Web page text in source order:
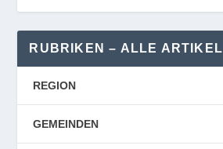
RUBRIKEN – ALLE ARTIKEL
REGION
GEMEINDEN